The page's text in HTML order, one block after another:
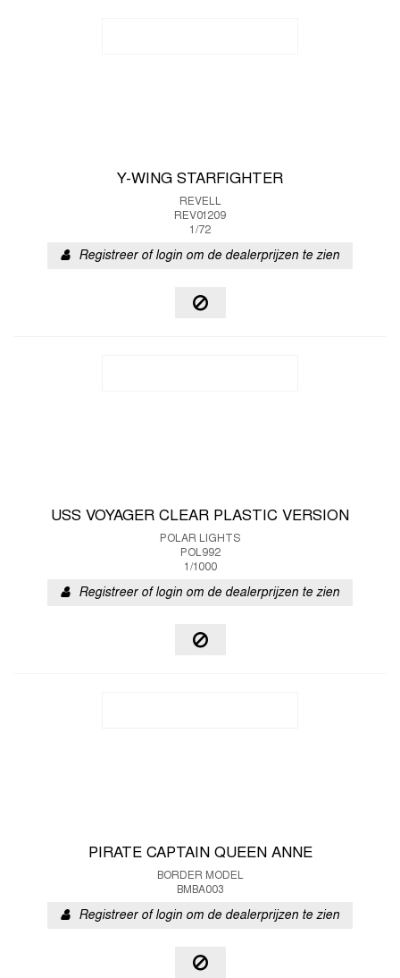
Y-WING STARFIGHTER
REVELL
REV01209
1/72
Registreer of login om de dealerprijzen te zien
USS VOYAGER CLEAR PLASTIC VERSION
POLAR LIGHTS
POL992
1/1000
Registreer of login om de dealerprijzen te zien
PIRATE CAPTAIN QUEEN ANNE
BORDER MODEL
BMBA003
Registreer of login om de dealerprijzen te zien